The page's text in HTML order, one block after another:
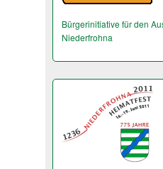
Bürgerinitiative für den
Niederfrohna